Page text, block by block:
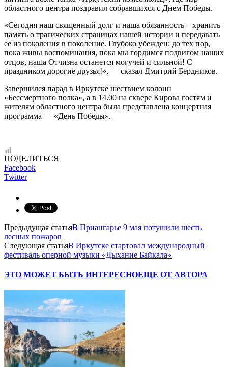
областного центра поздравил собравшихся c Днем Победы.
«Сегодня наш священный долг и наша обязанность – хранить
память о трагических страницах нашей истории и передавать
ее из поколения в поколение. Глубоко убежден: до тех пор,
пока живы воспоминания, пока мы гордимся подвигом наших
отцов, наша Отчизна останется могучей и сильной! С
праздником дорогие друзья!», — сказал Дмитрий Бердников.
Завершился парад в Иркутске шествием колонн
«Бессмертного полка», а в 14.00 на сквере Кирова гостям и
жителям областного центра была представлена концертная
программа — «День Победы».
ПОДЕЛИТЬСЯ
Facebook
Twitter
Предыдущая статьяВ Приангарье 9 мая потушили шесть
лесных пожаров
Следующая статьяВ Иркутске стартовал международный
фестиваль оперной музыки «Дыхание Байкала»
ЭТО МОЖЕТ БЫТЬ ИНТЕРЕСНОЕЩЕ ОТ АВТОРА